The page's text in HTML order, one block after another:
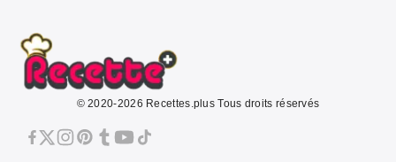
© 2020-2026 Recettes.plus Tous droits réservés